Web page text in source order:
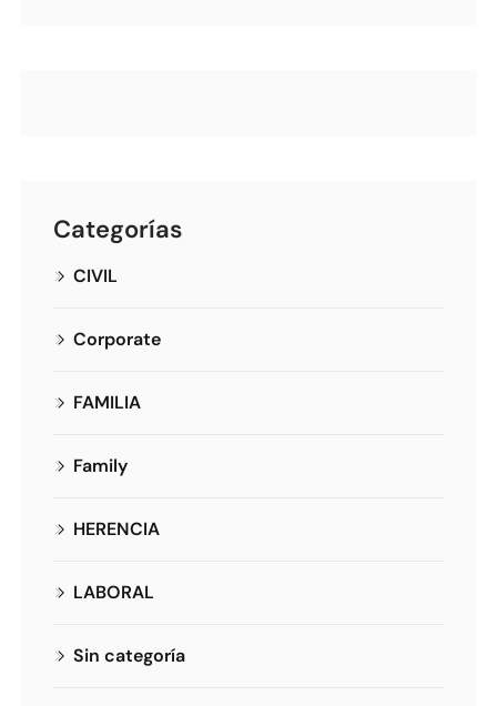
Categorías
CIVIL
Corporate
FAMILIA
Family
HERENCIA
LABORAL
Sin categoría